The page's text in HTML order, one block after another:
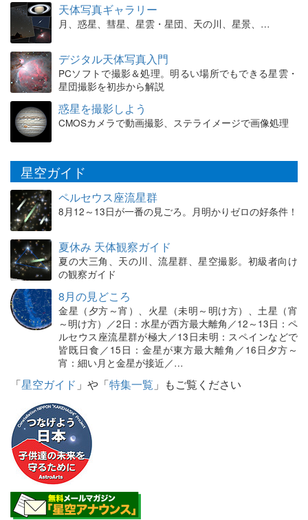
天体写真ギャラリー
月、惑星、彗星、星雲・星団、天の川、星景、…
デジタル天体写真入門
PCソフトで撮影＆処理。明るい場所でもできる星雲・
星団撮影を初歩から解説
惑星を撮影しよう
CMOSカメラで動画撮影、ステライメージで画像処理
星空ガイド
ペルセウス座流星群
8月12～13日が一番の見ごろ。月明かりゼロの好条件！
夏休み 天体観察ガイド
夏の大三角、天の川、流星群、星空撮影。初級者向け
の観察ガイド
8月の見どころ
金星（夕方～宵）、火星（未明～明け方）、土星（宵
～明け方）／2日：水星が西方最大離角／12～13日：ペ
ルセウス座流星群が極大／13日未明：スペインなどで
皆既日食／15日：金星が東方最大離角／16日夕方～
宵：細い月と金星が接近／…
「星空ガイド 」や「特集一覧 」もご覧ください